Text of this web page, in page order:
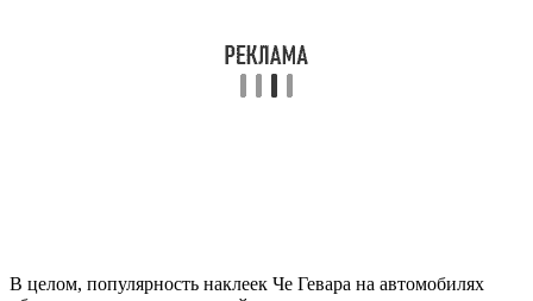
В целом, популярность наклеек Че Гевара на автомобилях